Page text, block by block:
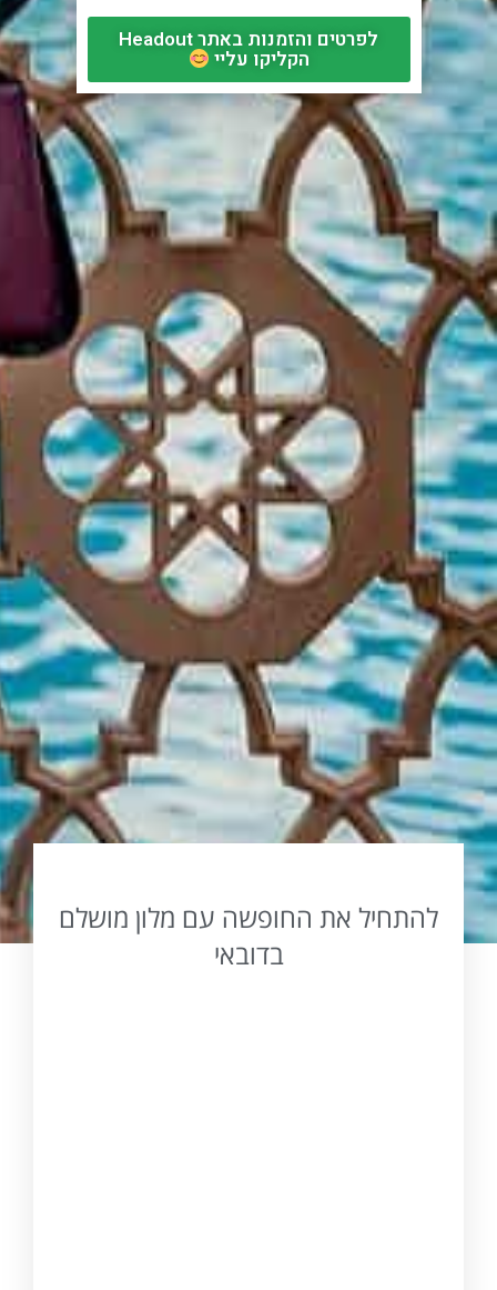
להתחיל את החופשה עם מלון מושלם
בדובאי
לפרטים והזמנות באתר Headout
הקליקו עליי